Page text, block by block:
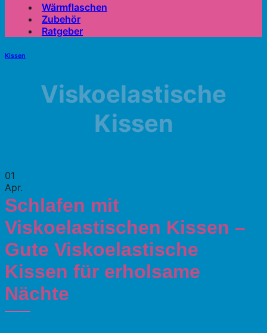
Wärmflaschen
Zubehör
Ratgeber
Kissen
Viskoelastische
Kissen
01
Apr.
Schlafen mit
Viskoelastischen Kissen –
Gute Viskoelastische
Kissen für erholsame
Nächte